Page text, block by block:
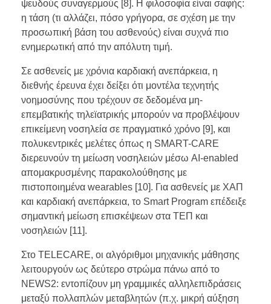
ψευδούς συναγερμούς [8]. Η φιλοσοφία είναι σαφής:
η τάση (τι αλλάζει, πόσο γρήγορα, σε σχέση με την
προσωπική βάση του ασθενούς) είναι συχνά πιο
ενημερωτική από την απόλυτη τιμή.
Σε ασθενείς με χρόνια καρδιακή ανεπάρκεια, η
διεθνής έρευνα έχει δείξει ότι μοντέλα τεχνητής
νοημοσύνης που τρέχουν σε δεδομένα μη-
επεμβατικής τηλεϊατρικής μπορούν να προβλέψουν
επικείμενη νοσηλεία σε πραγματικό χρόνο [9], και
πολυκεντρικές μελέτες όπως η SMART-CARE
διερευνούν τη μείωση νοσηλειών μέσω AI-enabled
απομακρυσμένης παρακολούθησης με
πιστοποιημένα wearables [10]. Για ασθενείς με ΧΑΠ
και καρδιακή ανεπάρκεια, το Smart Program επέδειξε
σημαντική μείωση επισκέψεων στα ΤΕΠ και
νοσηλειών [11].
Στο TELECARE, οι αλγόριθμοι μηχανικής μάθησης
λειτουργούν ως δεύτερο στρώμα πάνω από το
NEWS2: εντοπίζουν μη γραμμικές αλληλεπιδράσεις
μεταξύ πολλαπλών μεταβλητών (π.χ. μικρή αύξηση